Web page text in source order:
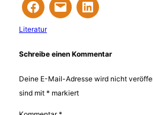
Literatur
Schreibe einen Kommentar
Deine E-Mail-Adresse wird nicht
sind mit * markiert